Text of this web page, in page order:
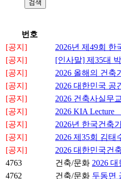
번호
[공지]
2026년 제49회
[공지]
[인사말] 제35대
[공지]
2026 올해의 건축
[공지]
2026 대한민국 공
[공지]
2026 건축사실무
[공지]
2026 KIA Lecture
[공지]
2026년 한국건축
[공지]
2026 제35회 김
[공지]
2026 대한민국건
4763
건축/문화 2026
4762
건축/문화 두동면